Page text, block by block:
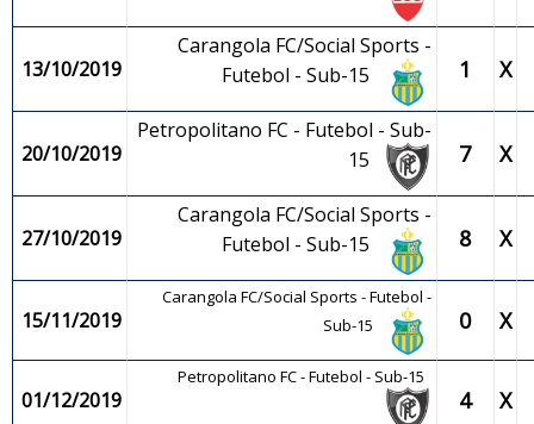
13/10/2019
Carangola FC/Social Sports -
Futebol - Sub-15
1 X
20/10/2019
Petropolitano FC - Futebol - Sub-
15
7 X
27/10/2019
Carangola FC/Social Sports -
Futebol - Sub-15
8 X
15/11/2019
Carangola FC/Social Sports - Futebol -
Sub-15
0 X
01/12/2019
Petropolitano FC - Futebol - Sub-15
4 X